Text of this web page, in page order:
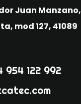
Juan Manzano,
mod 127, 41089
954 122 992